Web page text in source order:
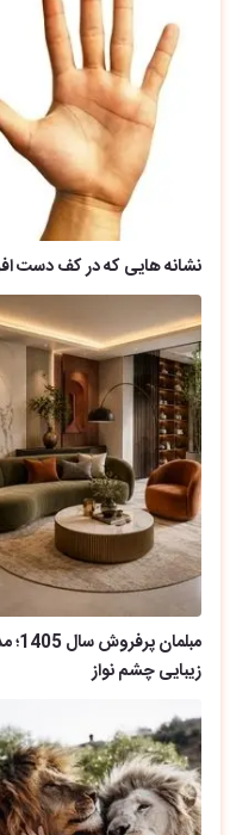
نشانه هایی که در کف دست
زیبایی چشم نواز